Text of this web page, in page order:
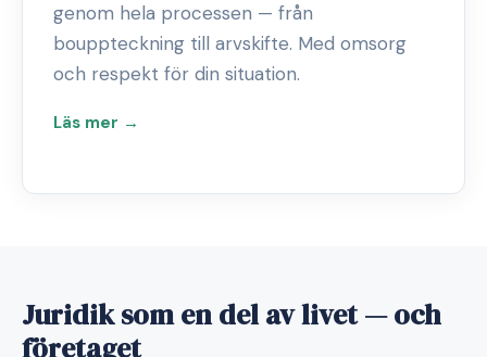
genom hela processen — från
bouppteckning till arvskifte. Med omsorg
och respekt för din situation.
Läs mer →
Juridik som en del av livet — och
företaget